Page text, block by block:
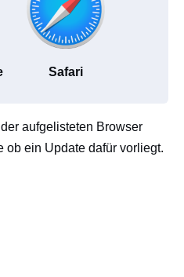
Safari
aufgelisteten Browser
ob ein Update dafür vorliegt.